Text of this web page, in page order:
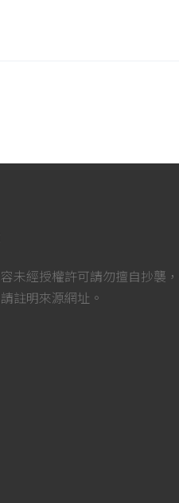
未經授權許可請勿擅自抄襲
註明來源網址。